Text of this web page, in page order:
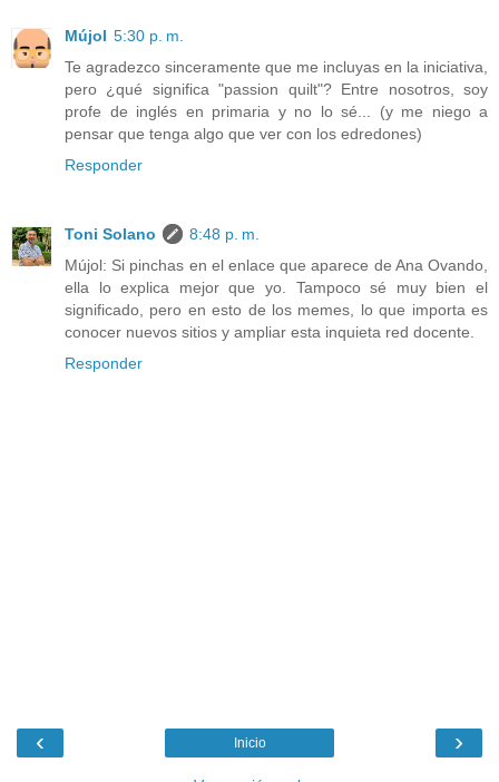
Mújol 5:30 p. m.
Te agradezco sinceramente que me incluyas en la iniciativa,
pero ¿qué significa "passion quilt"? Entre nosotros, soy
profe de inglés en primaria y no lo sé... (y me niego a
pensar que tenga algo que ver con los edredones)
Responder
Toni Solano
8:48 p. m.
Mújol: Si pinchas en el enlace que aparece de Ana Ovando,
ella lo explica mejor que yo. Tampoco sé muy bien el
significado, pero en esto de los memes, lo que importa es
conocer nuevos sitios y ampliar esta inquieta red docente.
Responder
‹ ›
Inicio